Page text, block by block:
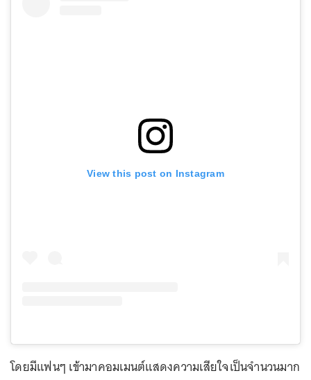
View this post on Instagram
โดยมีแฟนๆ เข้ามาคอมเมนต์แสดงความเสียใจเป็นจำนวนมาก